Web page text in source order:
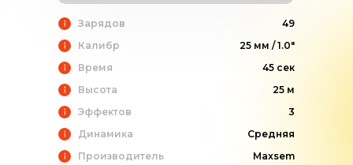
Время
Зарядов
49
Калибр
25 мм / 1.0"
45 сек
Высота
25 м
Эффектов
Динамика Средняя
Производитель Maxsem
3